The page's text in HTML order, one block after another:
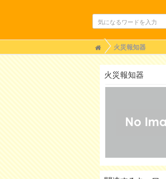
H
o
m
火災報知器
火災報知器